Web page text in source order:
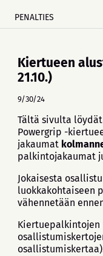
PENALTIES
Kiertueen
21.10.)
9/30/24
Tältä sivulta löydät
Powergrip -
jakaumat
palkintojakaumat
Jokaisesta
luokkakohtaiseen
vähennetään
Kiertuepalkintojen